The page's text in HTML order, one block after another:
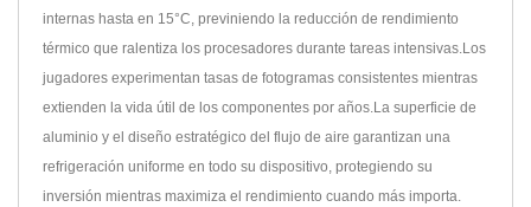
internas hasta en 15°C, previniendo la reducción de rendimiento
térmico que ralentiza los procesadores durante tareas intensivas.Los
jugadores experimentan tasas de fotogramas consistentes mientras
extienden la vida útil de los componentes por años.La superficie de
aluminio y el diseño estratégico del flujo de aire garantizan una
refrigeración uniforme en todo su dispositivo, protegiendo su
inversión mientras maximiza el rendimiento cuando más importa.